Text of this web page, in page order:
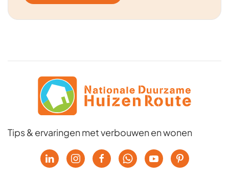
Tips & ervaringen met verbouwen en wonen